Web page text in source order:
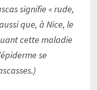
signifie « rude,
que, à Nice, le
cette maladie
se